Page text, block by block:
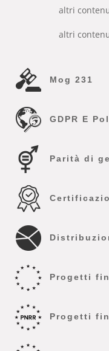
altri
altri
Mog 231
GDPR E
Parità di
Progetti
Progetti